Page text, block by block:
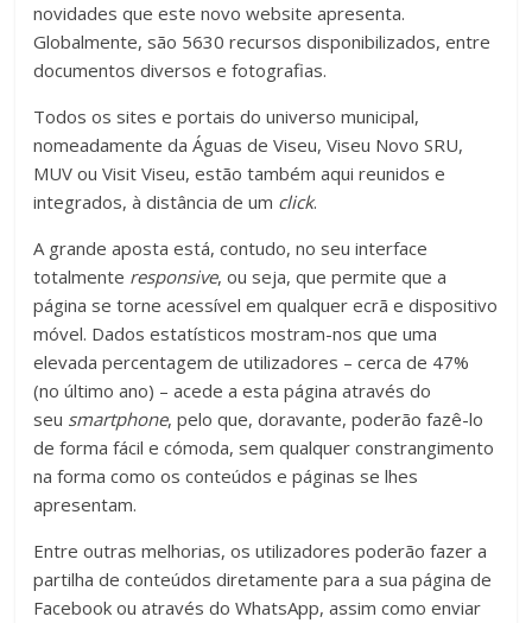
novidades que este novo website apresenta.
Globalmente, são 5630 recursos disponibilizados, entre
documentos diversos e fotografias.
Todos os sites e portais do universo municipal,
nomeadamente da Águas de Viseu, Viseu Novo SRU,
MUV ou Visit Viseu, estão também aqui reunidos e
integrados, à distância de um click.
A grande aposta está, contudo, no seu interface
totalmente responsive, ou seja, que permite que a
página se torne acessível em qualquer ecrã e dispositivo
móvel. Dados estatísticos mostram-nos que uma
elevada percentagem de utilizadores – cerca de 47%
(no último ano) – acede a esta página através do
seu smartphone, pelo que, doravante, poderão fazê-lo
de forma fácil e cómoda, sem qualquer constrangimento
na forma como os conteúdos e páginas se lhes
apresentam.
Entre outras melhorias, os utilizadores poderão fazer a
partilha de conteúdos diretamente para a sua página de
Facebook ou através do WhatsApp, assim como enviar